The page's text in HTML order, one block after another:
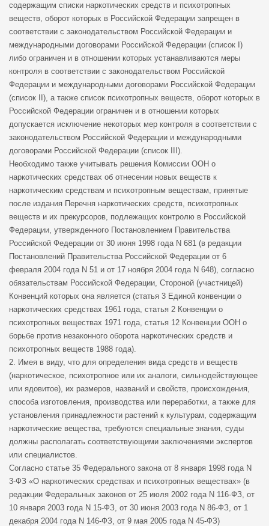
содержащим списки наркотических средств и психотропных
веществ, оборот которых в Российской Федерации запрещен в
соответствии с законодательством Российской Федерации и
международными договорами Российской Федерации (список I)
либо ограничен и в отношении которых устанавливаются меры
контроля в соответствии с законодательством Российской
Федерации и международными договорами Российской Федерации
(список II), а также список психотропных веществ, оборот которых в
Российской Федерации ограничен и в отношении которых
допускается исключение некоторых мер контроля в соответствии с
законодательством Российской Федерации и международными
договорами Российской Федерации (список III).
Необходимо также учитывать решения Комиссии ООН о
наркотических средствах об отнесении новых веществ к
наркотическим средствам и психотропным веществам, принятые
после издания Перечня наркотических средств, психотропных
веществ и их прекурсоров, подлежащих контролю в Российской
Федерации, утвержденного Постановлением Правительства
Российской Федерации от 30 июня 1998 года N 681 (в редакции
Постановлений Правительства Российской Федерации от 6
февраля 2004 года N 51 и от 17 ноября 2004 года N 648), согласно
обязательствам Российской Федерации, Стороной (участницей)
Конвенций которых она является (статья 3 Единой конвенции о
наркотических средствах 1961 года, статья 2 Конвенции о
психотропных веществах 1971 года, статья 12 Конвенции ООН о
борьбе против незаконного оборота наркотических средств и
психотропных веществ 1988 года).
2. Имея в виду, что для определения вида средств и веществ
(наркотическое, психотропное или их аналоги, сильнодействующее
или ядовитое), их размеров, названий и свойств, происхождения,
способа изготовления, производства или переработки, а также для
установления принадлежности растений к культурам, содержащим
наркотические вещества, требуются специальные знания, суды
должны располагать соответствующими заключениями экспертов
или специалистов.
Согласно статье 35 Федерального закона от 8 января 1998 года N
3-ФЗ «О наркотических средствах и психотропных веществах» (в
редакции Федеральных законов от 25 июля 2002 года N 116-ФЗ, от
10 января 2003 года N 15-ФЗ, от 30 июня 2003 года N 86-ФЗ, от 1
декабря 2004 года N 146-ФЗ, от 9 мая 2005 года N 45-ФЗ)